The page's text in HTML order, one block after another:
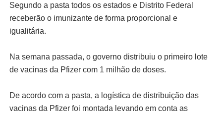
Segundo a pasta todos os estados e Distrito Federal
receberão o imunizante de forma proporcional e
igualitária.
Na semana passada, o governo distribuiu o primeiro lote
de vacinas da Pfizer com 1 milhão de doses.
De acordo com a pasta, a logística de distribuição das
vacinas da Pfizer foi montada levando em conta as